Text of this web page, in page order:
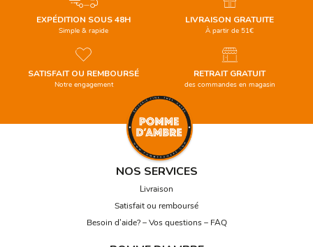
EXPÉDITION SOUS 48H
Simple & rapide
SATISFAIT OU REMBOURSÉ
Notre engagement
LIVRAISON GRATUITE
À partir de 51€
RETRAIT GRATUIT
des commandes en magasin
NOS SERVICES
Livraison
Satisfait ou remboursé
Besoin d’aide? – Vos questions – FAQ